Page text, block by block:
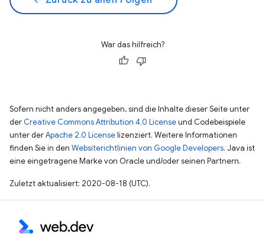
War das hilfreich?
Sofern nicht anders angegeben, sind die Inhalte dieser Seite unter
der Creative Commons Attribution 4.0 Licenseund Codebeispiele
unter derApache 2.0 Licenselizenziert. Weitere Informationen
finden Sie in den Websiterichtlinien von Google Developers. Java ist
eine eingetragene Marke von Oracle und/oder seinen Partnern.
Zuletzt aktualisiert: 2020-08-18 (UTC).